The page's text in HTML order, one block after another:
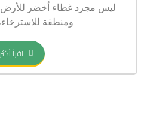
ليس مجرد غطاء أخضر
ومنطقة
اقرأ أكثر